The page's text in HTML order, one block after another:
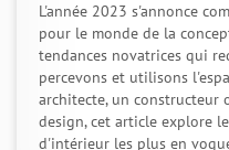
L'année 2023 s'annonce
pour le monde de la
tendances novatrices qui
percevons et utilisons
architecte, un constructeur
design, cet article explore
d'intérieur les plus en